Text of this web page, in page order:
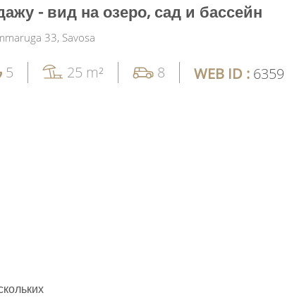
- вид на озеро, сад и бассейн
33, Savosa
5 25 m² 8 WEB ID : 6359